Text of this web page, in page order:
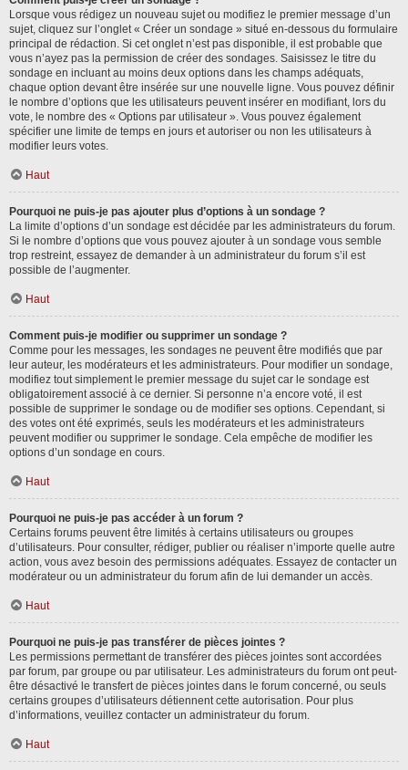
Lorsque vous rédigez un nouveau sujet ou modifiez le premier message d’un
sujet, cliquez sur l’onglet « Créer un sondage » situé en-dessous du formulaire
principal de rédaction. Si cet onglet n’est pas disponible, il est probable que
vous n’ayez pas la permission de créer des sondages. Saisissez le titre du
sondage en incluant au moins deux options dans les champs adéquats,
chaque option devant être insérée sur une nouvelle ligne. Vous pouvez définir
le nombre d’options que les utilisateurs peuvent insérer en modifiant, lors du
vote, le nombre des « Options par utilisateur ». Vous pouvez également
spécifier une limite de temps en jours et autoriser ou non les utilisateurs à
modifier leurs votes.
Haut
Pourquoi ne puis-je pas ajouter plus d’options à un sondage ?
La limite d’options d’un sondage est décidée par les administrateurs du forum.
Si le nombre d’options que vous pouvez ajouter à un sondage vous semble
trop restreint, essayez de demander à un administrateur du forum s’il est
possible de l’augmenter.
Haut
Comment puis-je modifier ou supprimer un sondage ?
Comme pour les messages, les sondages ne peuvent être modifiés que par
leur auteur, les modérateurs et les administrateurs. Pour modifier un sondage,
modifiez tout simplement le premier message du sujet car le sondage est
obligatoirement associé à ce dernier. Si personne n’a encore voté, il est
possible de supprimer le sondage ou de modifier ses options. Cependant, si
des votes ont été exprimés, seuls les modérateurs et les administrateurs
peuvent modifier ou supprimer le sondage. Cela empêche de modifier les
options d’un sondage en cours.
Haut
Pourquoi ne puis-je pas accéder à un forum ?
Certains forums peuvent être limités à certains utilisateurs ou groupes
d’utilisateurs. Pour consulter, rédiger, publier ou réaliser n’importe quelle autre
action, vous avez besoin des permissions adéquates. Essayez de contacter un
modérateur ou un administrateur du forum afin de lui demander un accès.
Haut
Pourquoi ne puis-je pas transférer de pièces jointes ?
Les permissions permettant de transférer des pièces jointes sont accordées
par forum, par groupe ou par utilisateur. Les administrateurs du forum ont peut-
être désactivé le transfert de pièces jointes dans le forum concerné, ou seuls
certains groupes d’utilisateurs détiennent cette autorisation. Pour plus
d’informations, veuillez contacter un administrateur du forum.
Haut